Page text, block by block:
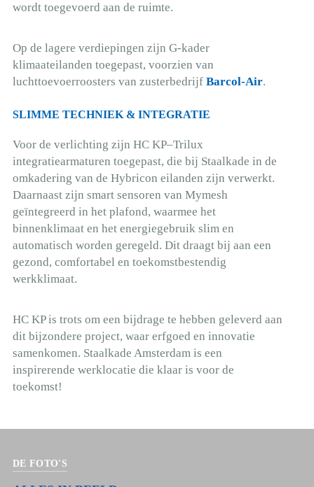
wordt toegevoerd aan de ruimte.
Op de lagere verdiepingen zijn G-kader
klimaateilanden toegepast, voorzien van
luchttoevoerroosters van zusterbedrijf Barcol-Air.
SLIMME TECHNIEK & INTEGRATIE
Voor de verlichting zijn HC KP–Trilux
integratiearmaturen toegepast, die bij Staalkade in de
omkadering van de Hybricon eilanden zijn verwerkt.
Daarnaast zijn smart sensoren van Mymesh
geïntegreerd in het plafond, waarmee het
binnenklimaat en het energiegebruik slim en
automatisch worden geregeld. Dit draagt bij aan een
gezond, comfortabel en toekomstbestendig
werkklimaat.
HC KP is trots om een bijdrage te hebben geleverd aan
dit bijzondere project, waar erfgoed en innovatie
samenkomen. Staalkade Amsterdam is een
inspirerende werklocatie die klaar is voor de
toekomst!
DE FOTO'S